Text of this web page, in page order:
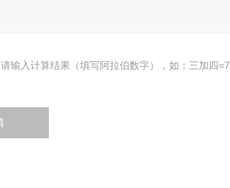
请输入计算结果（填写阿拉伯数字），如：三加四=7